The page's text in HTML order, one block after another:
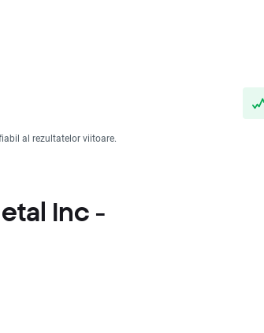
al rezultatelor viitoare.
Inc -